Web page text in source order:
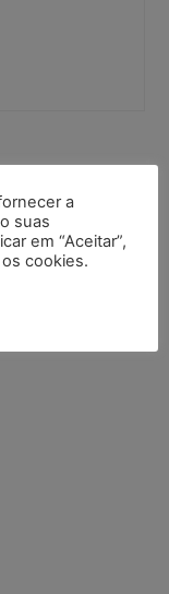
a
suas
em “Aceitar”,
cookies.